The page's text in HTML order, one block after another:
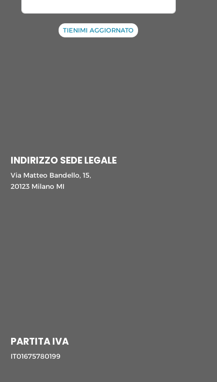
TIENIMI AGGIORNATO
INDIRIZZO SEDE LEGALE
Via Matteo Bandello, 15,
20123 Milano MI
PARTITA IVA
IT01675780199